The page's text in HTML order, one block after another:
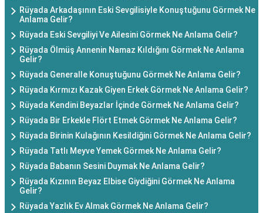
Rüyada Arkadaşının Eski Sevgilisiyle Konuştuğunu Görmek Ne
Anlama Gelir?
Rüyada Eski Sevgiliyi Ve Ailesini Görmek Ne Anlama Gelir?
Rüyada Ölmüş Annenin Namaz Kıldığını Görmek Ne Anlama
Gelir?
Rüyada Generalle Konuştuğunu Görmek Ne Anlama Gelir?
Rüyada Kırmızı Kazak Giyen Erkek Görmek Ne Anlama Gelir?
Rüyada Kendini Beyazlar İçinde Görmek Ne Anlama Gelir?
Rüyada Bir Erkekle Flört Etmek Görmek Ne Anlama Gelir?
Rüyada Birinin Kulağının Kesildiğini Görmek Ne Anlama Gelir?
Rüyada Tatlı Meyve Yemek Görmek Ne Anlama Gelir?
Rüyada Babanın Sesini Duymak Ne Anlama Gelir?
Rüyada Kızının Beyaz Elbise Giydiğini Görmek Ne Anlama
Gelir?
Rüyada Yazlık Ev Almak Görmek Ne Anlama Gelir?